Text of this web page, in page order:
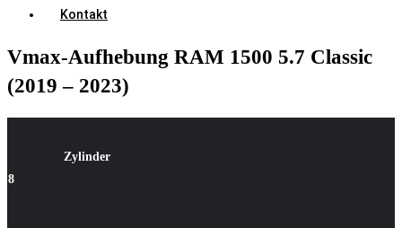
Kontakt
Vmax-Aufhebung RAM 1500 5.7 Classic
(2019 – 2023)
Zylinder
8